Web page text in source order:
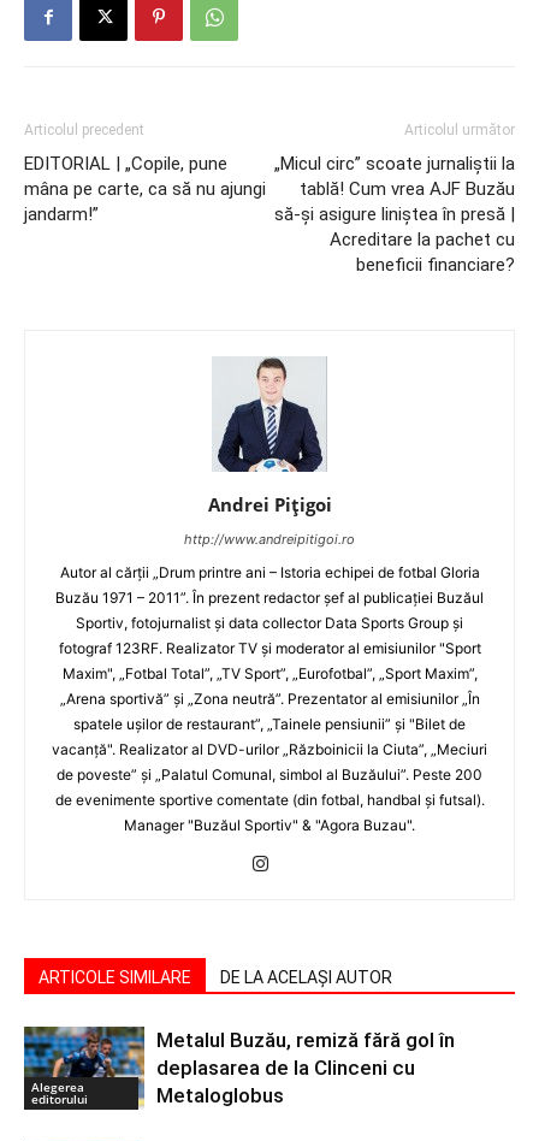
Articolul precedent
EDITORIAL | „Copile, pune
mâna pe carte, ca să nu ajungi
jandarm!”
Articolul următor
„Micul circ” scoate jurnaliştii la
tablă! Cum vrea AJF Buzău
să-şi asigure liniştea în presă |
Acreditare la pachet cu
beneficii financiare?
Andrei Pițigoi
http://www.andreipitigoi.ro
Autor al cărţii „Drum printre ani – Istoria echipei de fotbal Gloria
Buzău 1971 – 2011”. În prezent redactor şef al publicaţiei Buzăul
Sportiv, fotojurnalist şi data collector Data Sports Group şi
fotograf 123RF. Realizator TV şi moderator al emisiunilor "Sport
Maxim", „Fotbal Total”, „TV Sport”, „Eurofotbal”, „Sport Maxim”,
„Arena sportivă” şi „Zona neutră”. Prezentator al emisiunilor „În
spatele uşilor de restaurant”, „Tainele pensiunii” şi "Bilet de
vacanţă". Realizator al DVD-urilor „Războinicii la Ciuta”, „Meciuri
de poveste” şi „Palatul Comunal, simbol al Buzăului”. Peste 200
de evenimente sportive comentate (din fotbal, handbal şi futsal).
Manager "Buzăul Sportiv" & "Agora Buzau".
ARTICOLE SIMILARE DE LA ACELAȘI AUTOR
Alegerea
editorului
Metalul Buzău, remiză fără gol în
deplasarea de la Clinceni cu
Metaloglobus